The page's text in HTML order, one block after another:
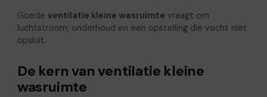
Goede ventilatie kleine wasruimte vraagt om
luchtstroom, onderhoud en een opstelling die vocht niet
opsluit.
De kern van ventilatie kleine
wasruimte